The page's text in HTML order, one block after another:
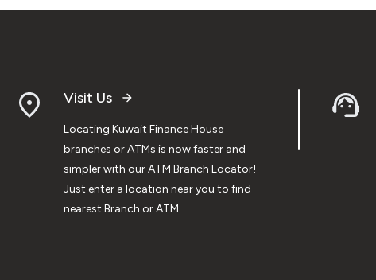
Visit Us
Locating Kuwait Finance House
branches or ATMs is now faster and
simpler with our ATM Branch Locator!
Just enter a location near you to find
nearest Branch or ATM.